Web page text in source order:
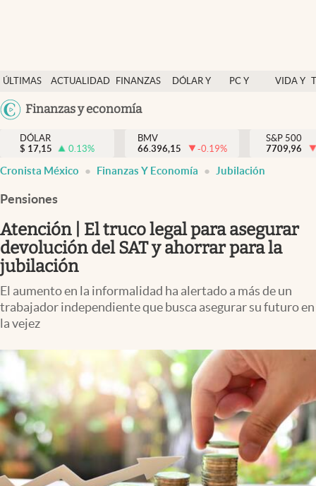
ÚLTIMAS
NOTICIAS
ACTUALIDAD
FINANZAS
DÓLAR Y
PC Y
VIDA Y
México
Finanzas y economía
Actualidad
Finanzas y economía
Dólar y mercados
Pc y celular
Vida y estilo
Tv
Clima
Espiritualidad
Mediakit
abre en nueva pestaña
DÓLAR
$ 17,15 0.13%
BMV
66.396,15
-0.19%
S&P 500
7709,96
Cronista México Finanzas Y Economía Jubilación
Pensiones
Atención | El truco legal para asegurar
devolución del SAT y ahorrar para la
jubilación
El aumento en la informalidad ha alertado a más de un
trabajador independiente que busca asegurar su futuro en
la vejez